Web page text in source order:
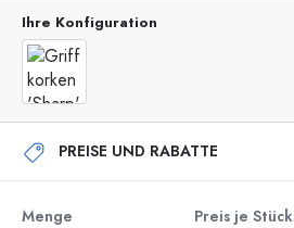
Ihre Konfiguration
PREISE UND RABATTE
Menge Preis je Stück